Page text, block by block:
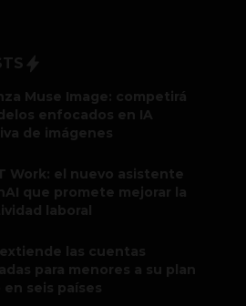
Muse Image: competirá
enfocados en IA
de imágenes
Work: el nuevo asistente
que promete mejorar la
laboral
las cuentas
para menores a su plan
seis países